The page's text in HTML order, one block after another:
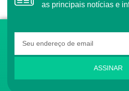
as principais notícias e
ASSINAR